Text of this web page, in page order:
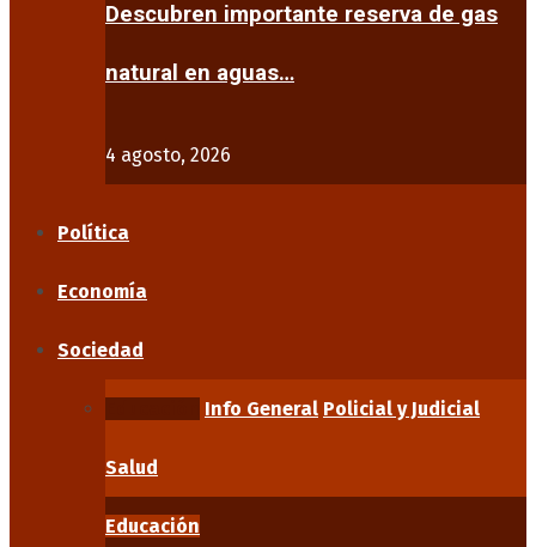
Descubren importante reserva de gas
natural en aguas…
4 agosto, 2026
Política
Economía
Sociedad
Info General Policial y Judicial
Salud
Educación